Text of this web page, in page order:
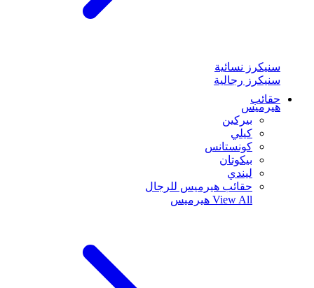
سنيكرز نسائية
سنيكرز رجالية
حقائب
هيرميس
بيركين
كيلي
كونستانس
بيكوتان
ليندي
حقائب هيرميس للرجال
View All هيرميس